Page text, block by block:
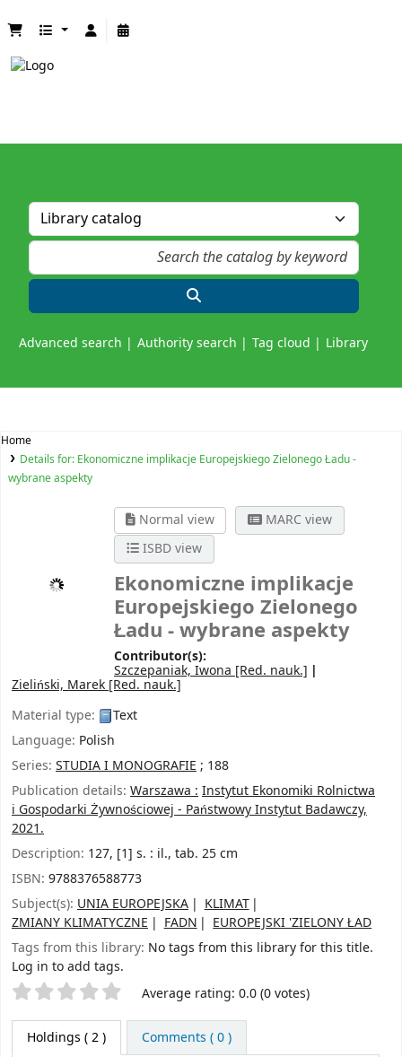
Advanced search Authority search Tag cloud Library
Home
Details for: Ekonomiczne implikacje Europejskiego Zielonego Ładu -
wybrane aspekty
Normal view
MARC view
ISBD view
Ekonomiczne implikacje
Europejskiego Zielonego
Ładu - wybrane aspekty
Contributor(s):
Szczepaniak, Iwona [Red. nauk.]
Zieliński, Marek [Red. nauk.]
Material type:
Text
Language: Polish
Series: STUDIA I MONOGRAFIE ; 188
Publication details: Warszawa : Instytut Ekonomiki Rolnictwa
i Gospodarki Żywnościowej - Państwowy Instytut Badawczy,
2021.
Description: 127, [1] s. : il., tab. 25 cm
ISBN: 9788376588773
Subject(s): UNIA EUROPEJSKA
KLIMAT
ZMIANY KLIMATYCZNE
FADN
EUROPEJSKI 'ZIELONY ŁAD
Tags from this library: No tags from this library for this title.
Log in to add tags.
Star ratings Average rating: 0.0 (0 votes)
Holdings ( 2 ) Comments ( 0 )